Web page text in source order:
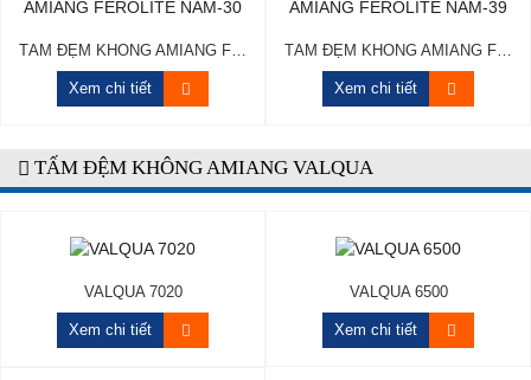
TẤM ĐỆM KHÔNG AMIANG FEROLITE NAM-30
Xem chi tiết
TẤM ĐỆM KHÔNG AMIANG FEROLITE NAM-39
Xem chi tiết
TẤM ĐỆM KHÔNG AMIANG VALQUA
VALQUA 7020
Xem chi tiết
VALQUA 6500
Xem chi tiết